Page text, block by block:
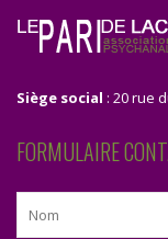
Siège social : 20 rue
FORMULAIRE